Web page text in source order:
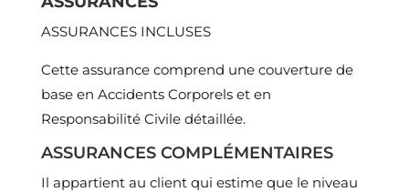
ASSURANCES INCLUSES
Cette assurance comprend une couverture de
base en Accidents Corporels et en
Responsabilité Civile détaillée.
ASSURANCES COMPLÉMENTAIRES
Il appartient au client qui estime que le niveau